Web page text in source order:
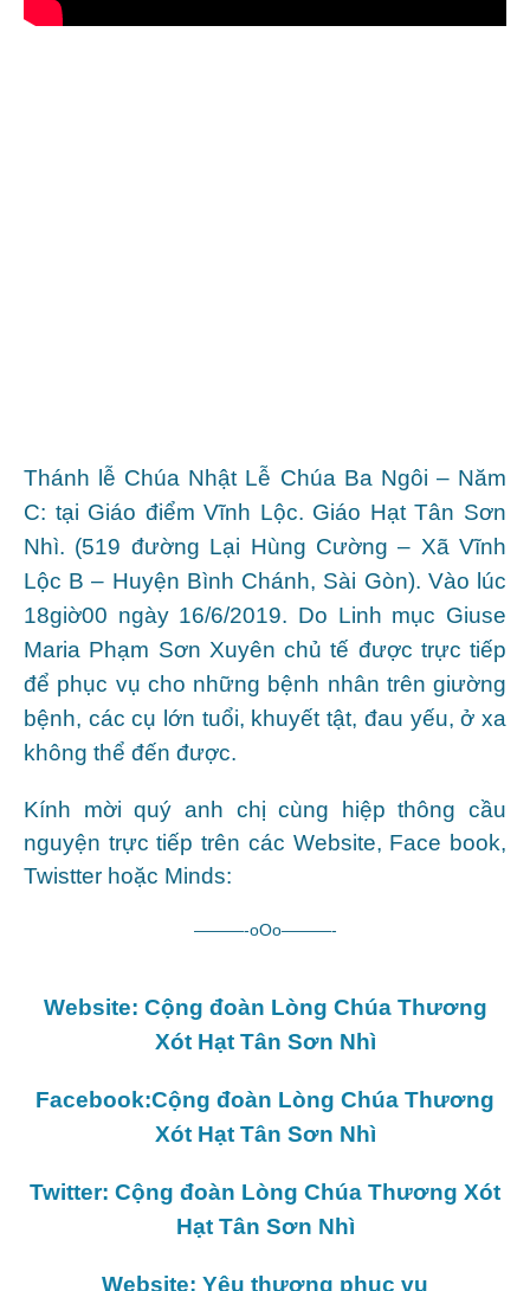
Thánh lễ Chúa Nhật Lễ Chúa Ba Ngôi – Năm
C: tại Giáo điểm Vĩnh Lộc. Giáo Hạt Tân Sơn
Nhì. (519 đường Lại Hùng Cường – Xã Vĩnh
Lộc B – Huyện Bình Chánh, Sài Gòn). Vào lúc
18giờ00 ngày 16/6/2019. Do Linh mục Giuse
Maria Phạm Sơn Xuyên chủ tế được trực tiếp
để phục vụ cho những bệnh nhân trên giường
bệnh, các cụ lớn tuổi, khuyết tật, đau yếu, ở xa
không thể đến được.
Kính mời quý anh chị cùng hiệp thông cầu
nguyện trực tiếp trên các Website, Face book,
Twistter hoặc Minds:
———-oOo———-
Website: Cộng đoàn Lòng Chúa Thương
Xót Hạt Tân Sơn Nhì
Facebook:Cộng đoàn Lòng Chúa Thương
Xót Hạt Tân Sơn Nhì
Twitter: Cộng đoàn Lòng Chúa Thương Xót
Hạt Tân Sơn Nhì
Website: Yêu thương phục vụ